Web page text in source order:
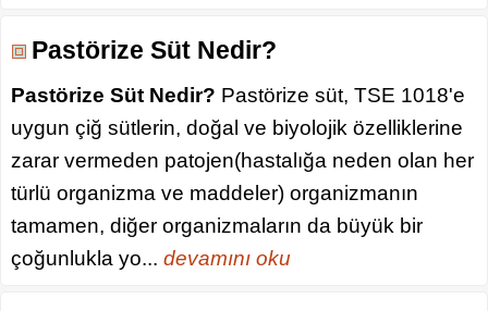
Pastörize Süt Nedir?
Pastörize Süt Nedir? Pastörize süt, TSE 1018'e
uygun çiğ sütlerin, doğal ve biyolojik özelliklerine
zarar vermeden patojen(hastalığa neden olan her
türlü organizma ve maddeler) organizmanın
tamamen, diğer organizmaların da büyük bir
çoğunlukla yo... devamını oku